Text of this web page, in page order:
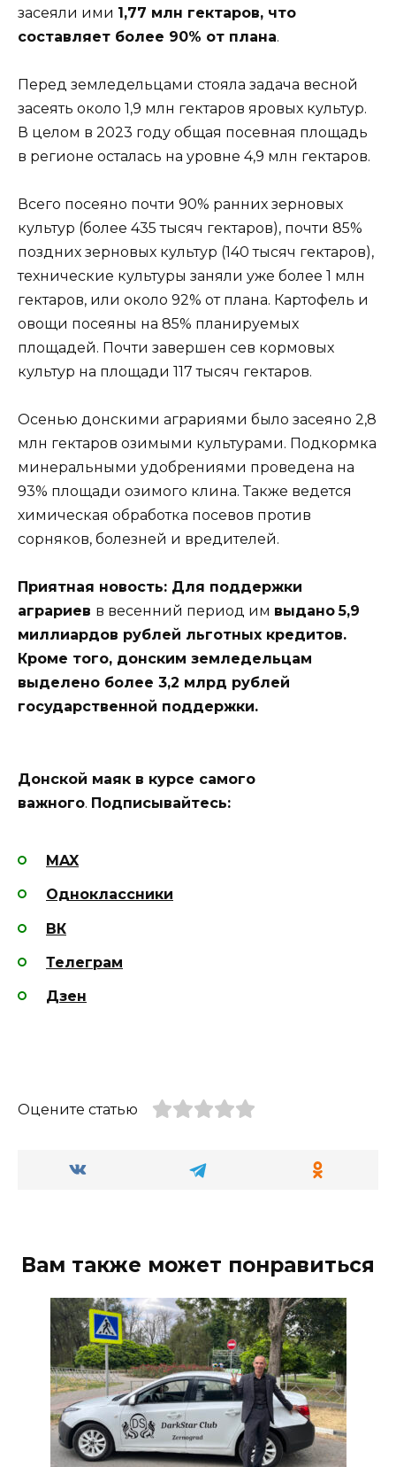
засеяли ими 1,77 млн гектаров, что
составляет более 90% от плана.
Перед земледельцами стояла задача весной
засеять около 1,9 млн гектаров яровых культур.
В целом в 2023 году общая посевная площадь
в регионе осталась на уровне 4,9 млн гектаров.
Всего посеяно почти 90% ранних зерновых
культур (более 435 тысяч гектаров), почти 85%
поздних зерновых культур (140 тысяч гектаров),
технические культуры заняли уже более 1 млн
гектаров, или около 92% от плана. Картофель и
овощи посеяны на 85% планируемых
площадей. Почти завершен сев кормовых
культур на площади 117 тысяч гектаров.
Осенью донскими аграриями было засеяно 2,8
млн гектаров озимыми культурами. Подкормка
минеральными удобрениями проведена на
93% площади озимого клина. Также ведется
химическая обработка посевов против
сорняков, болезней и вредителей.
Приятная новость: Для поддержки
аграриев в весенний период им выдано 5,9
миллиардов рублей льготных кредитов.
Кроме того, донским земледельцам
выделено более 3,2 млрд рублей
государственной поддержки.
Донской маяк в курсе самого
важного. Подписывайтесь:
MAX
Одноклассники
ВК
Телеграм
Дзен
Оцените статью
Вам также может понравиться